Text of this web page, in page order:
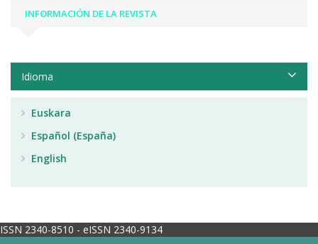
INFORMACIÓN DE LA REVISTA
Idioma
Euskara
Español (España)
English
ISSN 2340-8510 - eISSN 2340-9134